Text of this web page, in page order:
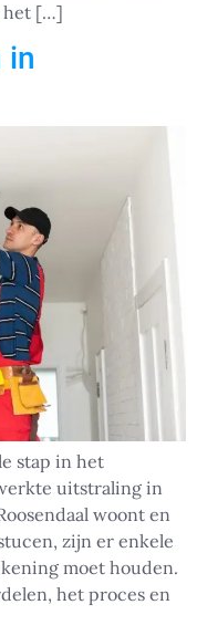
het […]
in
stap in het
uitstraling in
woont en
zijn er enkele
moet houden.
het proces en